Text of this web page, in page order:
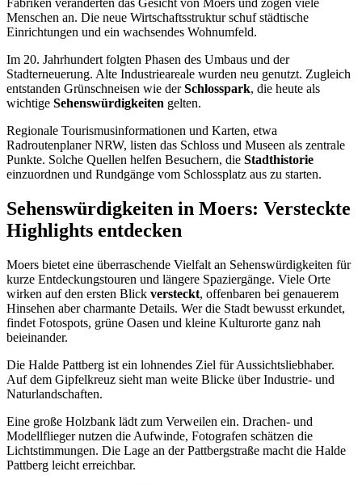
Fabriken veränderten das Gesicht von Moers und zogen viele
Menschen an. Die neue Wirtschaftsstruktur schuf städtische
Einrichtungen und ein wachsendes Wohnumfeld.
Im 20. Jahrhundert folgten Phasen des Umbaus und der
Stadterneuerung. Alte Industrieareale wurden neu genutzt. Zugleich
entstanden Grünschneisen wie derSchlosspark, die heute als
wichtige Sehenswürdigkeiten gelten.
Regionale Tourismusinformationen und Karten, etwa
Radroutenplaner NRW, listen das Schloss und Museen als zentrale
Punkte. Solche Quellen helfen Besuchern, die Stadthistorie
einzuordnen und Rundgänge vom Schlossplatz aus zu starten.
Sehenswürdigkeiten in Moers: Versteckte
Highlights entdecken
Moers bietet eine überraschende Vielfalt an Sehenswürdigkeiten für
kurze Entdeckungstouren und längere Spaziergänge. Viele Orte
wirken auf den ersten Blick versteckt, offenbaren bei genauerem
Hinsehen aber charmante Details. Wer die Stadt bewusst erkundet,
findet Fotospots, grüne Oasen und kleine Kulturorte ganz nah
beieinander.
Die Halde Pattberg ist ein lohnendes Ziel für Aussichtsliebhaber.
Auf dem Gipfelkreuz sieht man weite Blicke über Industrie- und
Naturlandschaften.
Eine große Holzbank lädt zum Verweilen ein. Drachen- und
Modellflieger nutzen die Aufwinde, Fotografen schätzen die
Lichtstimmungen. Die Lage an der Pattbergstraße macht die Halde
Pattberg leicht erreichbar.